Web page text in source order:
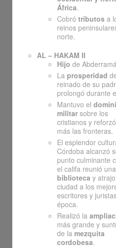
África.
Cobró tributos a
reinos
norte.
AL – HAKAM II
Hijo de
La prosperidad
reinado de su
prolongó durante
Mantuvo el
militar sobre los
cristianos y
más las fronteras.
El esplendor
Córdoba alcanzó
punto culminante
el califa reunió
biblioteca y
ciudad a los
escritores y
época.
Realizó la
más grande y
de la mezquita
cordobesa.